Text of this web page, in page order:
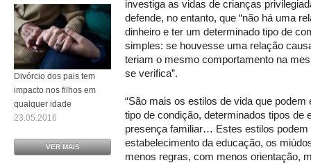
investiga as vidas de crianças
defende, no entanto, que “não há uma
dinheiro e ter um determinado tipo de
simples: se houvesse uma relação
teriam o mesmo comportamento na
se verifica”.
“São mais os estilos de vida que
tipo de condição, determinados tipos de
presença familiar… Estes estilos podem
estabelecimento da educação, os
menos regras, com menos orientação,
Divórcio dos pais tem
impacto nos filhos em
qualquer idade
23.05.2016
VER MAIS